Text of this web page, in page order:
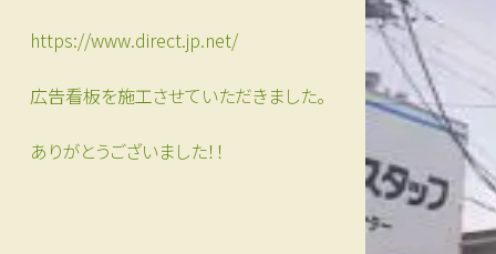
https://www.direct.jp.net/
広告看板を施工させていただきました。
ありがとうございました！！